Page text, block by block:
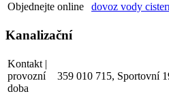
Objednejte online
dovoz vody
Kanalizační
Kontakt |
provozní
doba
359 010 715, Sportovní